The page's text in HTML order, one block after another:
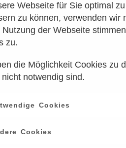
Webseite für Sie optimal
zu können, verwenden wir
Nutzung der Webseite
zu.
die Möglichkeit Cookies zu
notwendig sind.
Cookies
Cookies
FRAUEN DIE
anderen Zeitraum aus.